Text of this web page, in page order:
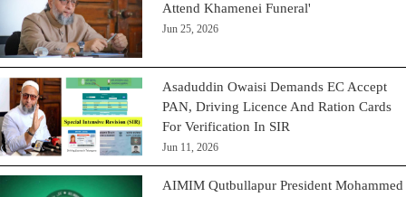
Attend Khamenei Funeral'
Jun 25, 2026
Asaduddin Owaisi Demands EC Accept
PAN, Driving Licence And Ration Cards
For Verification In SIR
Jun 11, 2026
AIMIM Qutbullapur President Mohammed